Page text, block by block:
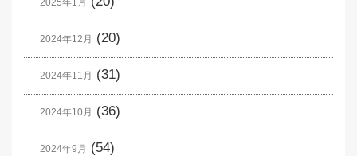
2024年12月 (20)
2024年11月 (31)
2024年10月 (36)
2024年9月 (54)